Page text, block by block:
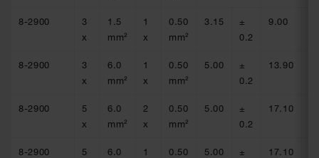
8-2900
3
x
1.5
mm²
1
x
0.50
mm²
3.15
±
0.2
9.00
8-2900
3
x
6.0
mm²
1
x
0.50
mm²
5.00
±
0.2
13.90
8-2900
5
x
6.0
mm²
2
x
0.50
mm²
5.00
±
0.2
17.10
8-2900
5
6.0
1
0.50
5.00
±
17.10